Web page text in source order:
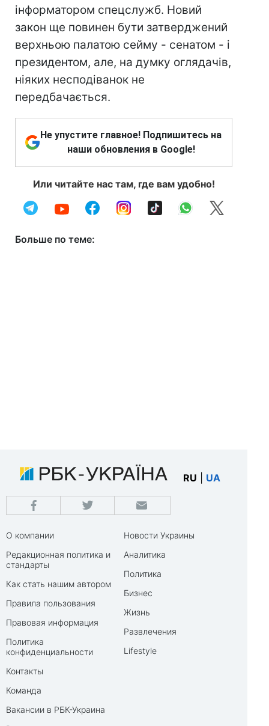
інформатором спецслужб. Новий
закон ще повинен бути затверджений
верхньою палатою сейму - сенатом - і
президентом, але, на думку оглядачів,
ніяких несподіванок не
передбачається.
Не упустите главное! Подпишитесь на
наши обновления в Google!
Или читайте нас там, где вам удобно!
Больше по теме:
RU UA
О компании
Редакционная политика и
стандарты
Как стать нашим автором
Правила пользования
Правовая информация
Политика
конфиденциальности
Контакты
Команда
Вакансии в РБК-Украина
Новости Украины
Аналитика
Политика
Бизнес
Жизнь
Развлечения
Lifestyle